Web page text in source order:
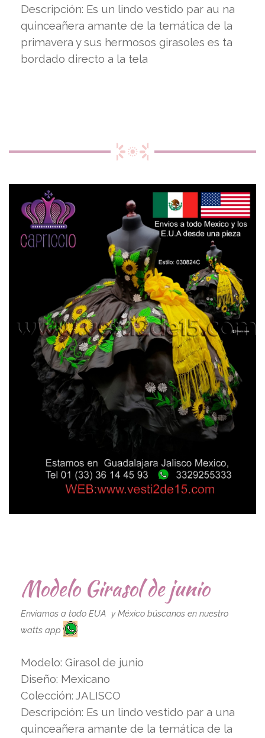
Descripción: Es un lindo vestido par au na
quinceañera amante de la temática de la
primavera y sus hermosos girasoles es ta
bordado directo a la tela
Modelo Girasol de junio
Enviamos a todo EUA y México búscanos en nuestro
watts app
Modelo: Girasol de junio
Diseño: Mexicano
Colección: JALISCO
Descripción: Es un lindo vestido par a una
quinceañera amante de la temática de la